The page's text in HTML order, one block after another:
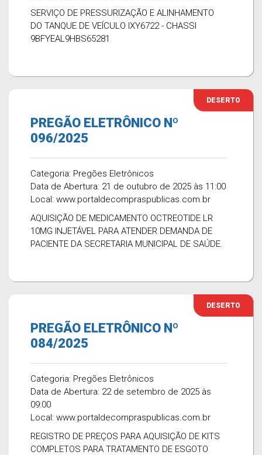
SERVIÇO DE PRESSURIZAÇÃO E ALINHAMENTO
DO TANQUE DE VEÍCULO IXY6722 - CHASSI
9BFYEAL9HBS65281
DESERTO
PREGÃO ELETRÔNICO Nº
096/2025
Categoria: Pregões Eletrônicos
Data de Abertura: 21 de outubro de 2025 às 11:00
Local: www.portaldecompraspublicas.com.br
AQUISIÇÃO DE MEDICAMENTO OCTREOTIDE LR
10MG INJETÁVEL PARA ATENDER DEMANDA DE
PACIENTE DA SECRETARIA MUNICIPAL DE SAÚDE.
DESERTO
PREGÃO ELETRÔNICO Nº
084/2025
Categoria: Pregões Eletrônicos
Data de Abertura: 22 de setembro de 2025 às
09:00
Local: www.portaldecompraspublicas.com.br
REGISTRO DE PREÇOS PARA AQUISIÇÃO DE KITS
COMPLETOS PARA TRATAMENTO DE ESGOTO